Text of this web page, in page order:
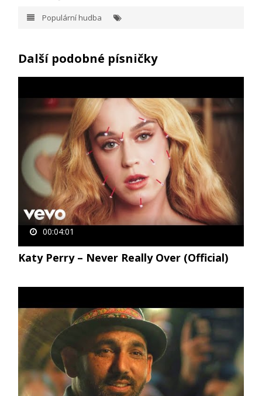
Populární hudba
Další podobné písničky
00:04:01
Katy Perry – Never Really Over (Official)